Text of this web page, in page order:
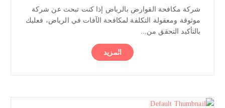
شركة مكافحة القوارض بالرياض إذا كنت تبحث عن شركة
موثوقة ومعقولة التكلفة لمكافحة الآفات في الرياض، فعليك
بالتأكيد التحقق من...
المزيد